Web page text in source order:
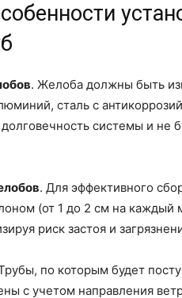
. Желоба должны быть
сталь с
системы и не
. Для эффективного
(от 1 до 2 см на каждый
риск застоя и
по которым будет
с учетом направления